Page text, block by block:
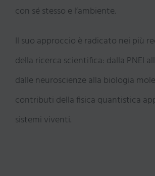
con sé stesso e l’ambiente.
Il suo approccio è radicato nei più
della ricerca scientifica: dalla PNEI
dalle neuroscienze alla biologia
contributi della fisica quantistica
sistemi viventi.